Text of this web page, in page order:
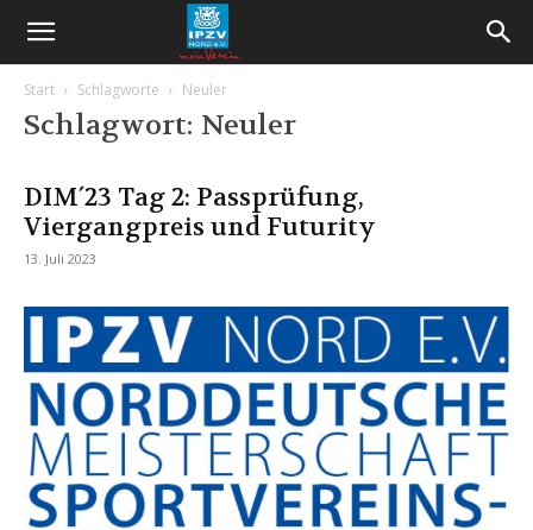
Start Schlagworte Neuler
Schlagwort: Neuler
DIM´23 Tag 2: Passprüfung,
Viergangpreis und Futurity
13. Juli 2023